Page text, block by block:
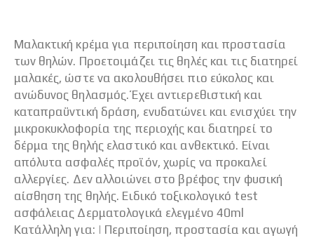
Μαλακτική κρέμα για περιποίηση και προστασία
των θηλών. Προετοιμάζει τις θηλές και τις διατηρεί
μαλακές, ώστε να ακολουθήσει πιο εύκολος και
ανώδυνος θηλασμός. Έχει αντιερεθιστική και
καταπραϋντική δράση, ενυδατώνει και ενισχύει την
μικροκυκλοφορία της περιοχής και διατηρεί το
δέρμα της θηλής ελαστικό και ανθεκτικό. Είναι
απόλυτα ασφαλές προϊόν, χωρίς να προκαλεί
αλλεργίες. Δεν αλλοιώνει στο βρέφος την φυσική
αίσθηση της θηλής. Ειδικό τοξικολογικό test
ασφάλειας Δερματολογικά ελεγμένο 40ml
Κατάλληλη για: | Περιποίηση, προστασία και αγωγή